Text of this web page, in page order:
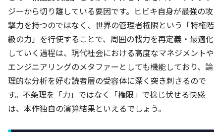
ジーから切り離している要因です。ヒビキ自身が最強の攻
撃力を持つのではなく、世界の管理者権限という「特権階
級の力」を行使することで、周囲の戦力を再定義・最適化
していく過程は、現代社会における高度なマネジメントや
エンジニアリングのメタファーとしても機能しており、論
理的な分析を好む読者層の受容体に深く突き刺さるので
す。不条理を「力」ではなく「権限」で捻じ伏せる快感
は、本作独自の演算結果といえるでしょう。